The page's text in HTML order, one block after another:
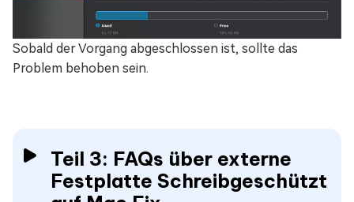
Sobald der Vorgang abgeschlossen ist, sollte das
Problem behoben sein.
Teil 3: FAQs über externe
Festplatte Schreibgeschützt